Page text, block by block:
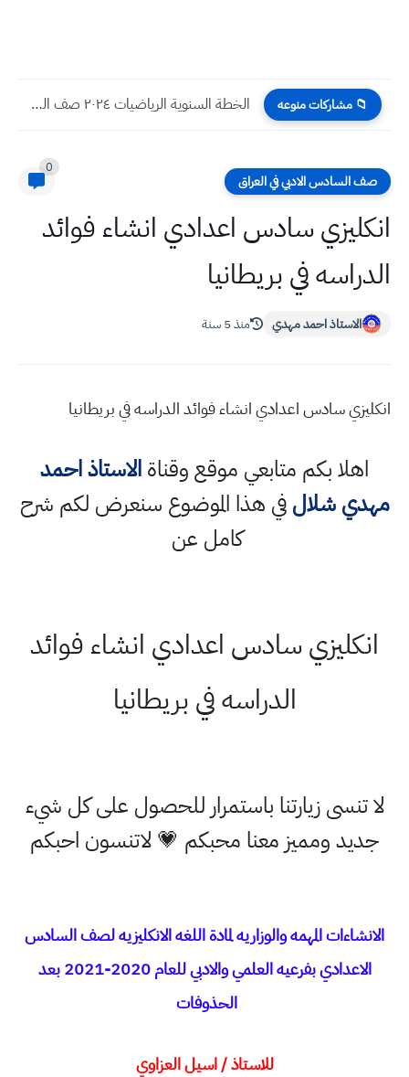
📁 مشاركات منوعه الخطة السنوية الرياضيات ٢٠٢٤ صف الثاني الابتدائي
صف السادس الادبي في العراق
0
انكليزي سادس اعدادي انشاء فوائد
الدراسه في بريطانيا
الاستاذ احمد مهدي منذ 5 سنة
انكليزي سادس اعدادي انشاء فوائد الدراسه في بريطانيا
اهلا بكم متابعي موقع وقناةالاستاذ احمد
مهدي شلالفي هذا الموضوع سنعرض لكم شرح
كامل عن
انكليزي سادس اعدادي انشاء فوائد
الدراسه في بريطانيا
لا تنسى زيارتنا باستمرار للحصول على كل شيء
جديد ومميز معنا محبكم 💗 لاتنسون احبكم
الانشاءات المهمه والوزاريه لمادة اللغه الانكليزيه لصف السادس
الاعدادي بفرعيه العلمي والادبي للعام 2020-2021 بعد
الحذوفات
للاستاذ / اسيل العزاوي